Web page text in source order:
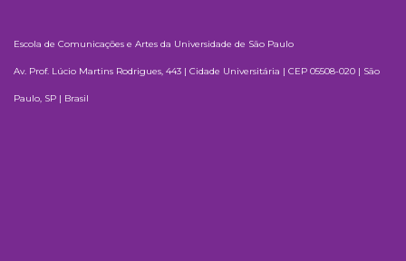
Escola de Comunicações e Artes da Universidade de São Paulo
Av. Prof. Lúcio Martins Rodrigues, 443 | Cidade Universitária | CEP 05508-020 | São
Paulo, SP | Brasil